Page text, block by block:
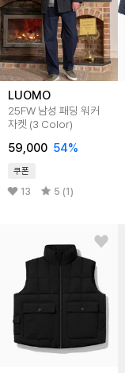
LUOMO
25FW 남성 패딩 워커
자켓 (3 Color)
59,000 54%
쿠폰
13 5 (1)